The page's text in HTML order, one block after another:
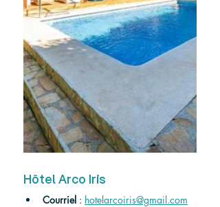
Hôtel Arco Iris
Courriel : hotelarcoiris@gmail.com